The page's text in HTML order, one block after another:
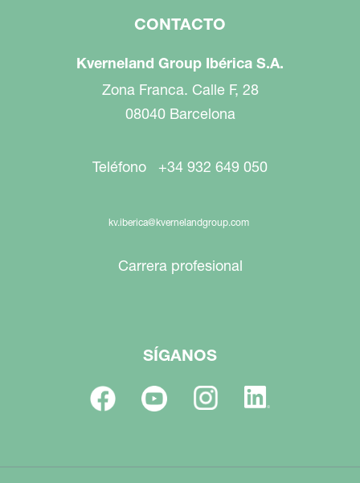
CONTACTO
Kverneland Group Ibérica S.A.
Zona Franca. Calle F, 28
08040 Barcelona
Teléfono +34 932 649 050
kv.iberica@kvernelandgroup.com
Carrera profesional
SÍGANOS